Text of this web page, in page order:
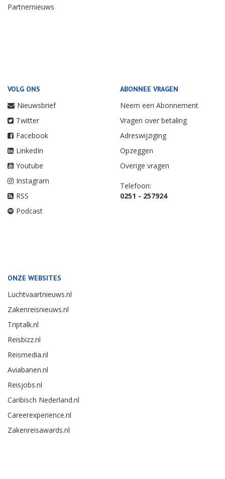
Partnernieuws
VOLG ONS
Nieuwsbrief
Twitter
Facebook
LinkedIn
Youtube
Instagram
RSS
Podcast
ABONNEE VRAGEN
Neem een Abonnement
Vragen over betaling
Adreswijziging
Opzeggen
Overige vragen
Telefoon:
0251 - 257924
ONZE WEBSITES
Luchtvaartnieuws.nl
Zakenreisnieuws.nl
Triptalk.nl
Reisbizz.nl
Reismedia.nl
Aviabanen.nl
Reisjobs.nl
Caribisch Nederland.nl
Careerexperience.nl
Zakenreisawards.nl